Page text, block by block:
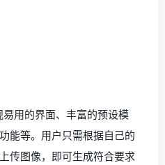
用的界面、丰富的预设模
能等。用户只需根据自己的
传图像，即可生成符合要求